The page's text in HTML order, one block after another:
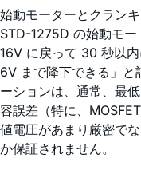
始動モーターとクラン
STD-1275D の始動モ
16V に戻って 30 秒以
6V まで降下できる」と
ーションは、通常、最
容誤差（特に、
値電圧があまり厳密で
か保証されません。